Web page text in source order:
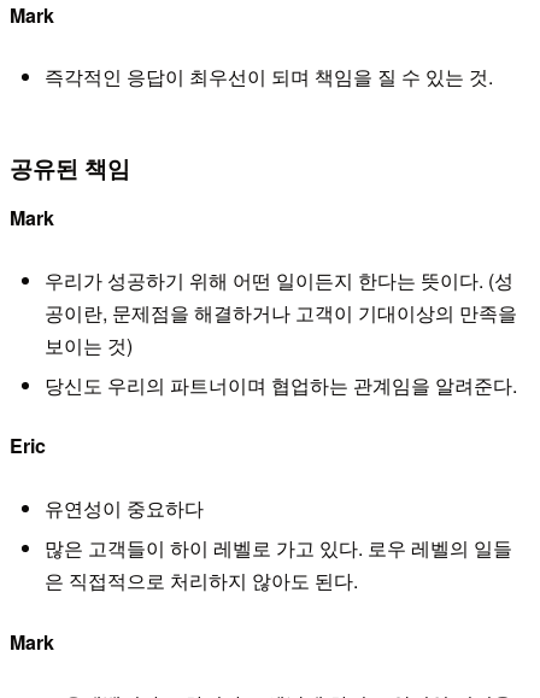
Mark
즉각적인 응답이 최우선이 되며 책임을 질 수 있는 것.
공유된 책임
Mark
우리가 성공하기 위해 어떤 일이든지 한다는 뜻이다. (성
공이란, 문제점을 해결하거나 고객이 기대이상의 만족을
보이는 것)
당신도 우리의 파트너이며 협업하는 관계임을 알려준다.
Eric
유연성이 중요하다
많은 고객들이 하이 레벨로 가고 있다. 로우 레벨의 일들
은 직접적으로 처리하지 않아도 된다.
Mark